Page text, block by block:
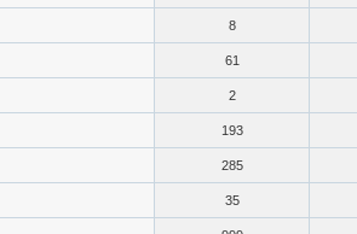
8
61
2
193
285
35